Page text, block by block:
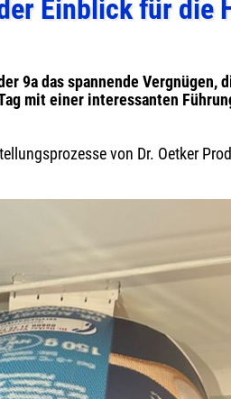
Einblick für die
9a das spannende Vergnügen,
mit einer interessanten
von Dr. Oetker